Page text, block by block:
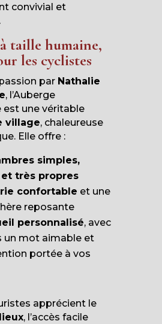
convivial et
taille humaine,
les cyclistes
par Nathalie
, l’Auberge
est une véritable
village, chaleureuse
Elle offre :
simples,
très propres
confortable et une
reposante
personnalisé, avec
un mot aimable et
portée à vos
apprécient le
, l’accès facile